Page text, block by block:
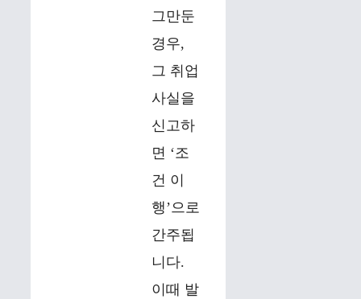
그만둔
경우,
그 취업
사실을
신고하
면 ‘조
건 이
행’으로
간주됩
니다.
이때 발